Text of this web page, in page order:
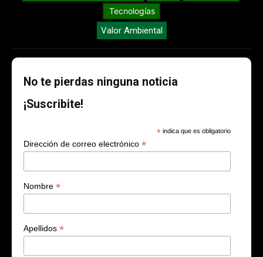
Tecnologías
Valor Ambiental
No te pierdas ninguna noticia
¡Suscribite!
* indica que es obligatorio
Dirección de correo electrónico *
Nombre *
Apellidos *